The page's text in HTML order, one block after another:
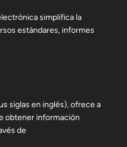
simplifica la
estándares, informes
siglas en inglés), ofrece a
obtener información
de